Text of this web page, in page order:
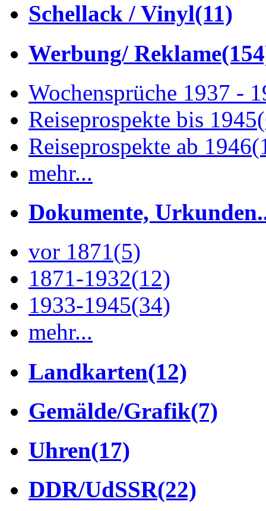
Schellack / Vinyl(11)
Werbung/ Reklame
Wochensprüche 1937 -
Reiseprospekte bis 1945
Reiseprospekte ab 1946
mehr...
Dokumente,
vor 1871(5)
1871-1932(12)
1933-1945(34)
mehr...
Landkarten(12)
Gemälde/Grafik(7)
Uhren(17)
DDR/UdSSR(22)